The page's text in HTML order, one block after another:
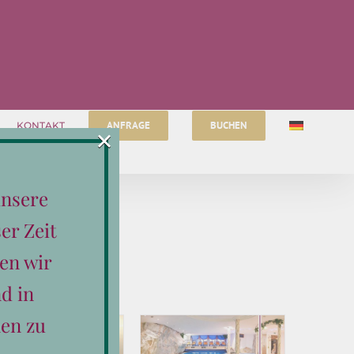
KONTAKT ANFRAGE BUCHEN
Zeit
wir
in
zu
×